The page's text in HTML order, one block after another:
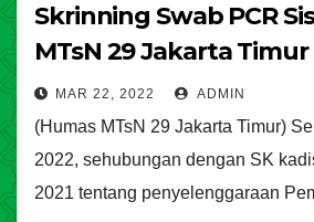
Skrinning Swab PCR
MTsN 29 Jakarta Timur
MAR 22, 2022 ADMIN
(Humas MTsN 29 Jakarta Timur)
2022, sehubungan dengan SK
2021 tentang penyelenggaraan